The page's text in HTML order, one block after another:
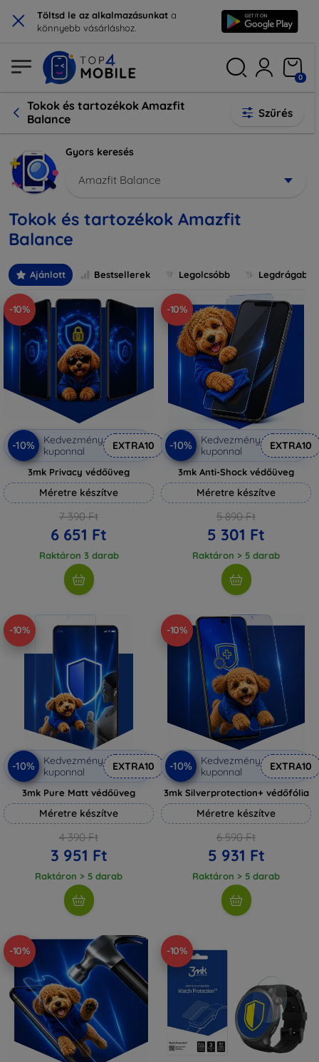
× Töltsd le az alkalmazásunkat a
könnyebb vásárláshoz.
0
Tokok és tartozékok Amazfit
Balance
Szűrés
Gyors keresés
Amazfit Balance
Tokok és tartozékok Amazfit
Balance
Ajánlott Bestsellerek Legolcsóbb Legdrágabb
-10%
-10%
Kedvezmény
kuponnal
EXTRA10
3mk Privacy védőüveg
Méretre készítve
7 390 Ft
6 651 Ft
Raktáron 3 darab
-10%
-10%
Kedvezmény
kuponnal
EXTRA10
3mk Anti-Shock védőüveg
Méretre készítve
5 890 Ft
5 301 Ft
Raktáron > 5 darab
-10%
-10%
Kedvezmény
kuponnal
EXTRA10
3mk Pure Matt védőüveg
Méretre készítve
4 390 Ft
3 951 Ft
Raktáron > 5 darab
-10%
-10%
Kedvezmény
kuponnal
EXTRA10
3mk Silverprotection+ védőfólia
Méretre készítve
6 590 Ft
5 931 Ft
Raktáron > 5 darab
-10% -10%